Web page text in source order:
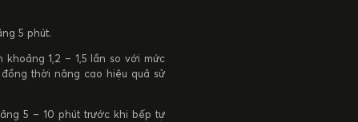
5 phút.
1,2 – 1,5 lần so với mức
thời nâng cao hiệu quả sử
5 – 10 phút trước khi bếp tự